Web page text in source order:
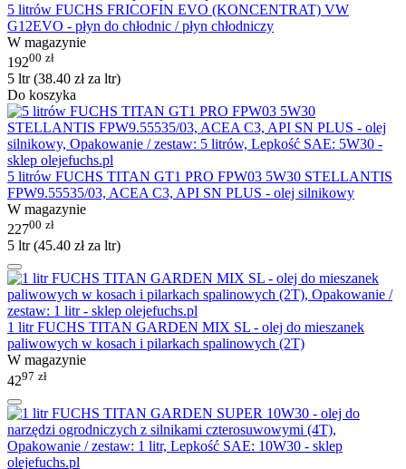
5 litrów FUCHS FRICOFIN EVO (KONCENTRAT) VW
G12EVO - płyn do chłodnic / płyn chłodniczy
W magazynie
19200 zł
5 ltr (38.40 złza ltr)
Do koszyka
5 litrów FUCHS TITAN GT1 PRO FPW03 5W30 STELLANTIS
FPW9.55535/03, ACEA C3, API SN PLUS - olej silnikowy
W magazynie
22700 zł
5 ltr (45.40 złza ltr)
1 litr FUCHS TITAN GARDEN MIX SL - olej do mieszanek
paliwowych w kosach i pilarkach spalinowych (2T)
W magazynie
4297 zł